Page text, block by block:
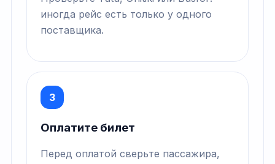
иногда рейс есть только у одного
поставщика.
3
Оплатите билет
Перед оплатой сверьте пассажира,